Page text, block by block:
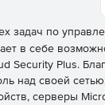
задач по
в себе
Security Plus.
над своей
серверы